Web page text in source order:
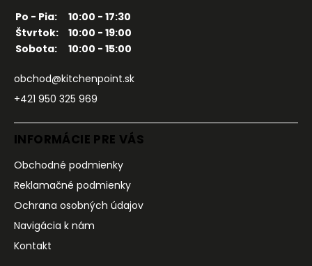
Po - Pia:
10:00 - 17:30
Štvrtok:
10:00 - 19:00
Sobota:
10:00 - 15:00
obchod@kitchenpoint.sk
+421 950 325 969
INFORMÁCIE PRE VÁS
Obchodné podmienky
Reklamačné podmienky
Ochrana osobných údajov
Navigácia k nám
Kontakt